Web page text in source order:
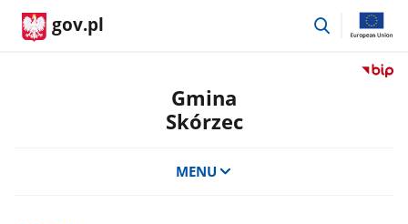
gov.pl
przejdź
Przejdź
Gmina
Skórzec
MENU